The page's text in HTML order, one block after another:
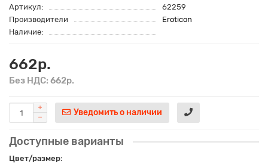
Артикул:
62259
Производители
Eroticon
Наличие:
662р.
Без НДС: 662р.
Уведомить о наличии
Доступные варианты
Цвет/размер: